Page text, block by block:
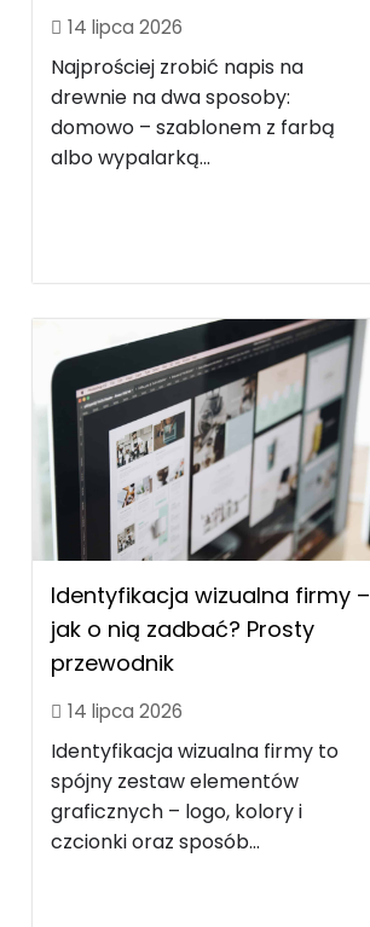
14 lipca 2026
Najprościej zrobić napis na
drewnie na dwa sposoby:
domowo – szablonem z farbą
albo wypalarką...
Identyfikacja wizualna firmy –
jak o nią zadbać? Prosty
przewodnik
14 lipca 2026
Identyfikacja wizualna firmy to
spójny zestaw elementów
graficznych – logo, kolory i
czcionki oraz sposób...